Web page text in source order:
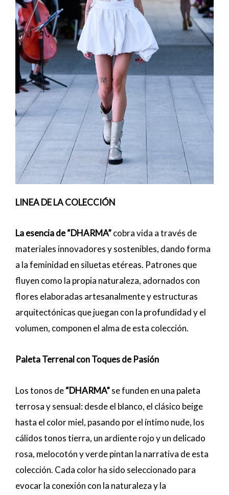
LINEA DE LA COLECCIÓN
La esencia de “DHARMA”cobra vida a través de
materiales innovadores y sostenibles, dando forma
a la feminidad en siluetas etéreas. Patrones que
fluyen como la propia naturaleza, adornados con
flores elaboradas artesanalmente y estructuras
arquitectónicas que juegan con la profundidad y el
volumen, componen el alma de esta colección.
Paleta Terrenal con Toques de Pasión
Los tonos de“DHARMA”se funden en una paleta
terrosa y sensual: desde el blanco, el clásico beige
hasta el color miel, pasando por el íntimo nude, los
cálidos tonos tierra, un ardiente rojo y un delicado
rosa, melocotón y verde pintan la narrativa de esta
colección. Cada color ha sido seleccionado para
evocar la conexión con la naturaleza y la